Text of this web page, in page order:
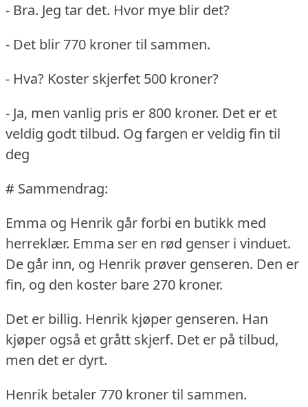
- Bra. Jeg tar det. Hvor mye blir det?
- Det blir 770 kroner til sammen.
- Hva? Koster skjerfet 500 kroner?
- Ja, men vanlig pris er 800 kroner. Det er et
veldig godt tilbud. Og fargen er veldig fin til
deg
# Sammendrag:
Emma og Henrik går forbi en butikk med
herreklær. Emma ser en rød genser i vinduet.
De går inn, og Henrik prøver genseren. Den er
fin, og den koster bare 270 kroner.
Det er billig. Henrik kjøper genseren. Han
kjøper også et grått skjerf. Det er på tilbud,
men det er dyrt.
Henrik betaler 770 kroner til sammen.